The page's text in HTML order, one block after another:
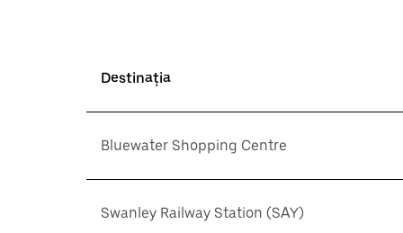
Destinația
Bluewater Shopping Centre
Swanley Railway Station (SAY)